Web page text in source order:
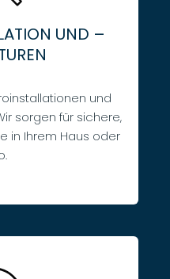
UND –
und
sorgen für sichere,
in Ihrem Haus oder